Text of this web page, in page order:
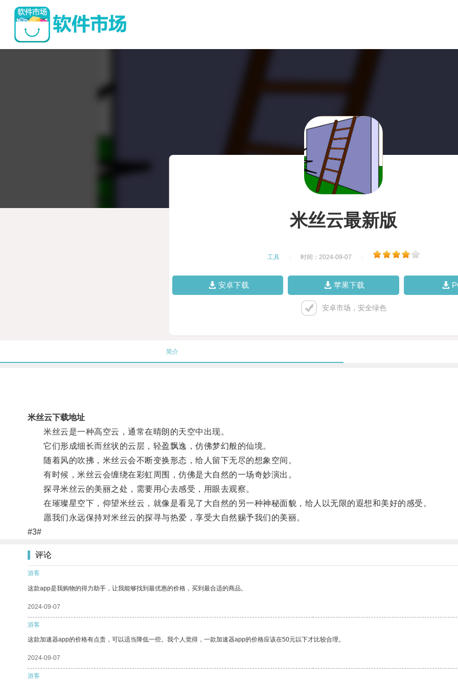
米丝云最新版
工具 时间：2024-09-07
安卓下载 苹果下载
安卓市场，安全绿色
简介
米丝云下载地址
米丝云是一种高空云，通常在晴朗的天空中出现。
它们形成细长而丝状的云层，轻盈飘逸，仿佛梦幻般的仙境。
随着风的吹拂，米丝云会不断变换形态，给人留下无尽的想象空间。
有时候，米丝云会缠绕在彩虹周围，仿佛是大自然的一场奇妙演出。
探寻米丝云的美丽之处，需要用心去感受，用眼去观察。
在璀璨星空下，仰望米丝云，就像是看见了大自然的另一种神秘面貌，给人以无限的遐想和美好的感受。
愿我们永远保持对米丝云的探寻与热爱，享受大自然赐予我们的美丽。
#3#
评论
游客
这款app是我购物的得力助手，让我能够找到最优惠的价格，买到最合适的商品。
2024-09-07
游客
这款加速器app的价格有点贵，可以适当降低一些。我个人觉得，一款加速器app的价格应该在50元以下才比较合理。
2024-09-07
游客